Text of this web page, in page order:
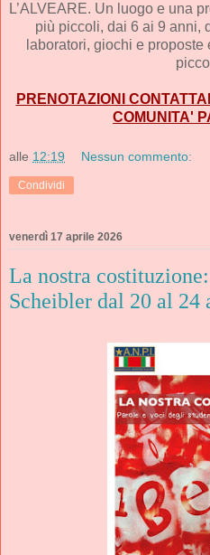
L’ALVEARE. Un luogo e una
più piccoli, dai 6 ai 9 anni,
laboratori, giochi e
PRENOTAZIONI
COMUNITA'
alle 12:19 Nessun commento:
Condividi
venerdì 17 aprile 2026
La nostra
Scheibler dal 20 al 24